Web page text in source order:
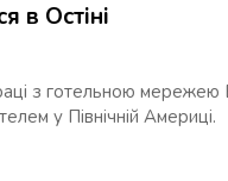
в Остіні
з готельною
у Північній Америці.